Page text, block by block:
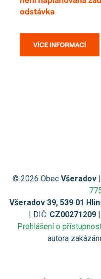
© 2026 Obec Všeradov|
Všeradov 39, 539 01
| DIČ: CZ00271209|
Prohlášení o
autora